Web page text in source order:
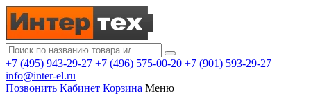
+7 (495) 943-29-27 +7 (496) 575-00-20 +7 (901) 593-29-27
info@inter-el.ru
Позвонить Кабинет Корзина Меню